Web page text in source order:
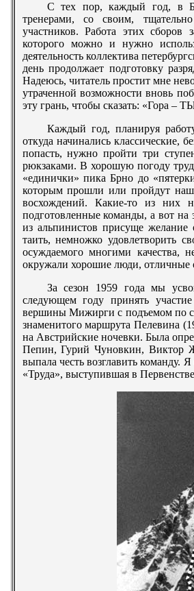
С тех пор, каждый год, в
тренерами, со своим,
участников. Работа этих сборов
которого можно и нужно
деятельность коллектива
день продолжает подготовку
Надеюсь, читатель простит мне
утраченной возможности вновь
эту грань, чтобы сказать: «Гора –
Каждый год, планируя
откуда начинались классические,
попасть, нужно пройти три
рюкзаками. В хорошую погоду
«единички» пика Брно до
которым прошли или пройдут
восхождений. Какие-то из
подготовленные команды, а вот
из альпинистов присуще желание
таить, немножко удовлетворить
осуждаемого многими качества,
окружали хорошие люди, отличные
За сезон 1959 года мы
следующем году принять
вершины Мижирги с подъемом по
знаменитого маршрута Пелевина
на Австрийские ночевки. Была
Пепин, Гурий Чуновкин, Виктор
выпала честь возглавить команду.
«Труда», выступившая в